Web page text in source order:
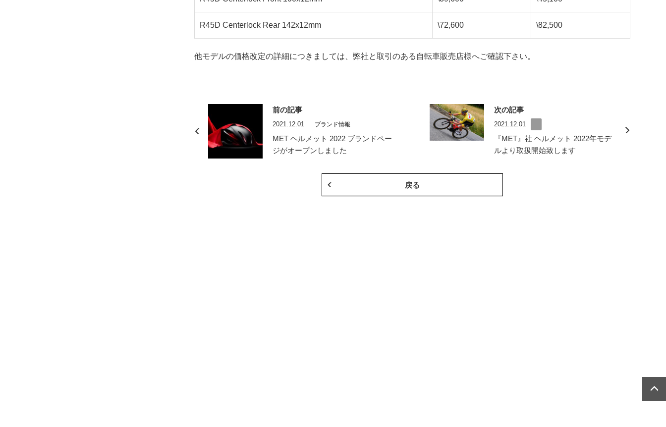
R45D Centerlock Rear 142x12mm \72,600 \82,500
他モデルの価格改定の詳細につきましては、弊社と取引のある自転車販売店様へご確認下さい。
前の記事
2021.12.01 ブランド情報
MET ヘルメット 2022 ブランドペー
ジがオープンしました
次の記事
2021.12.01
『MET』社 ヘルメット 2022年モデ
ルより取扱開始致します
戻る